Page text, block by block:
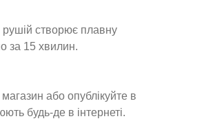
створює плавну
за 15 хвилин.
або опублікуйте в
будь-де в інтернеті.